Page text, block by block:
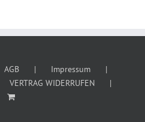
AGB
Impressum
VERTRAG WIDERRUFEN